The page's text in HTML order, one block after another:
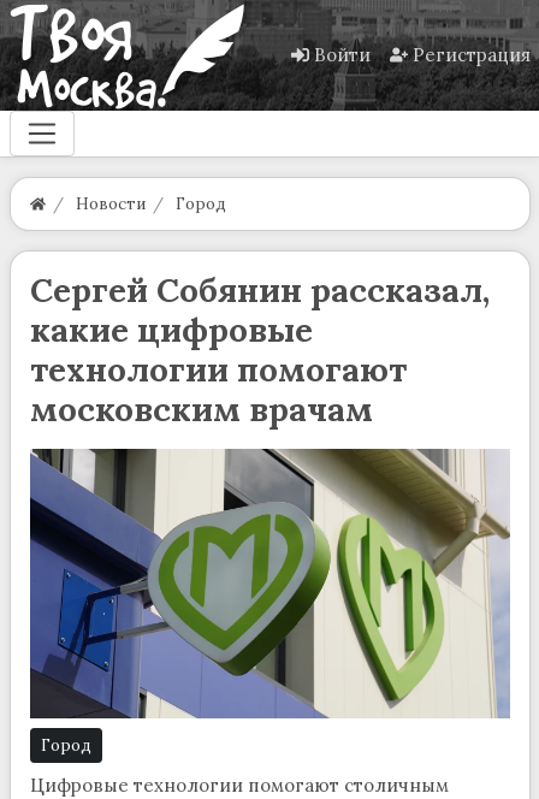
Войти Регистрация
Новости Город
Сергей Собянин рассказал,
какие цифровые
технологии помогают
московским врачам
Город
Цифровые технологии помогают столичным